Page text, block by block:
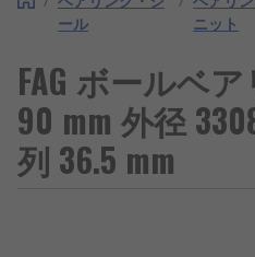
ール
ニット
FAG ボールベ
90 mm 外径
列 36.5 mm